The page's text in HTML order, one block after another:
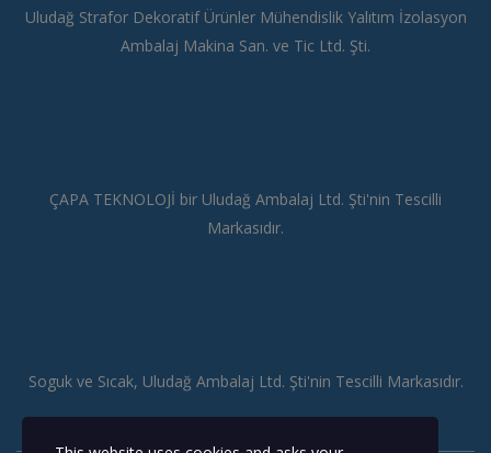
Uludağ Strafor Dekoratif Ürünler Mühendislik Yalıtım İzolasyon
Ambalaj Makina San. ve Tic Ltd. Şti.
ÇAPA TEKNOLOJİ bir Uludağ Ambalaj Ltd. Şti'nin Tescilli
Markasıdır.
Soguk ve Sıcak, Uludağ Ambalaj Ltd. Şti'nin Tescilli Markasıdır.